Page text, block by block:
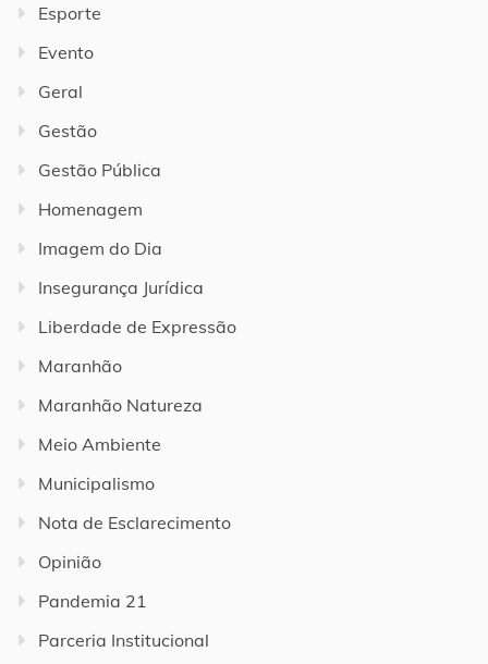
Esporte
Evento
Geral
Gestão
Gestão Pública
Homenagem
Imagem do Dia
Insegurança Jurídica
Liberdade de Expressão
Maranhão
Maranhão Natureza
Meio Ambiente
Municipalismo
Nota de Esclarecimento
Opinião
Pandemia 21
Parceria Institucional